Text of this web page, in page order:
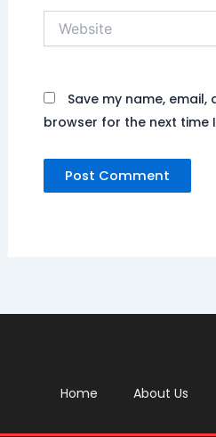
Save my name, email,
browser for the next time
Home About Us